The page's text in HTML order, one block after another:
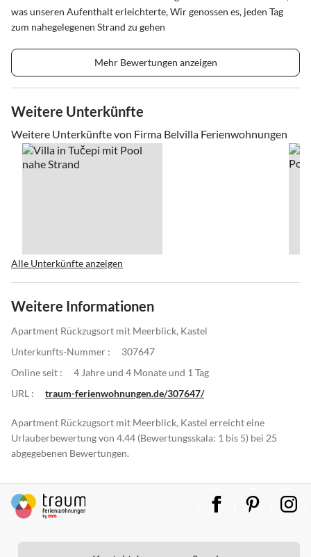
was unseren Aufenthalt erleichterte, Wir genossen es, jeden Tag
zum nahegelegenen Strand zu gehen
Mehr Bewertungen anzeigen
Weitere Unterkünfte
Weitere Unterkünfte von Firma Belvilla Ferienwohnungen
Alle Unterkünfte anzeigen
Weitere Informationen
Apartment Rückzugsort mit Meerblick, Kastel
Unterkunfts-Nummer :
307647
Online seit :
4 Jahre und 4 Monate und 1 Tag
URL :
traum-ferienwohnungen.de/307647/
Apartment Rückzugsort mit Meerblick, Kastel erreicht eine
Urlauberbewertung von 4.44 (Bewertungsskala: 1 bis 5) bei 25
abgegebenen Bewertungen.